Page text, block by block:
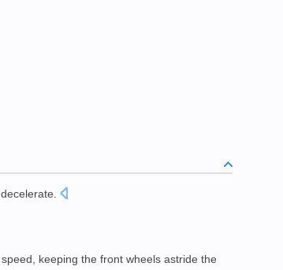
decelerate
speed , keeping the front wheels astride the